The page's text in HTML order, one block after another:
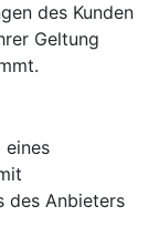
des Kunden
Geltung
eines
des Anbieters